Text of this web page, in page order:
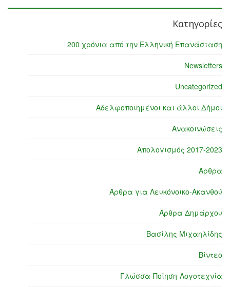
Κατηγορίες
200 χρόνια από την Ελληνική Επανάσταση
Newsletters
Uncategorized
Αδελφοποιημένοι και άλλοι Δήμοι
Ανακοινώσεις
Απολογισμός 2017-2023
Άρθρα
Άρθρα για Λευκόνοικο-Ακανθού
Άρθρα Δημάρχου
Βασίλης Μιχαηλίδης
Βίντεο
Γλώσσα-Ποίηση-Λογοτεχνία